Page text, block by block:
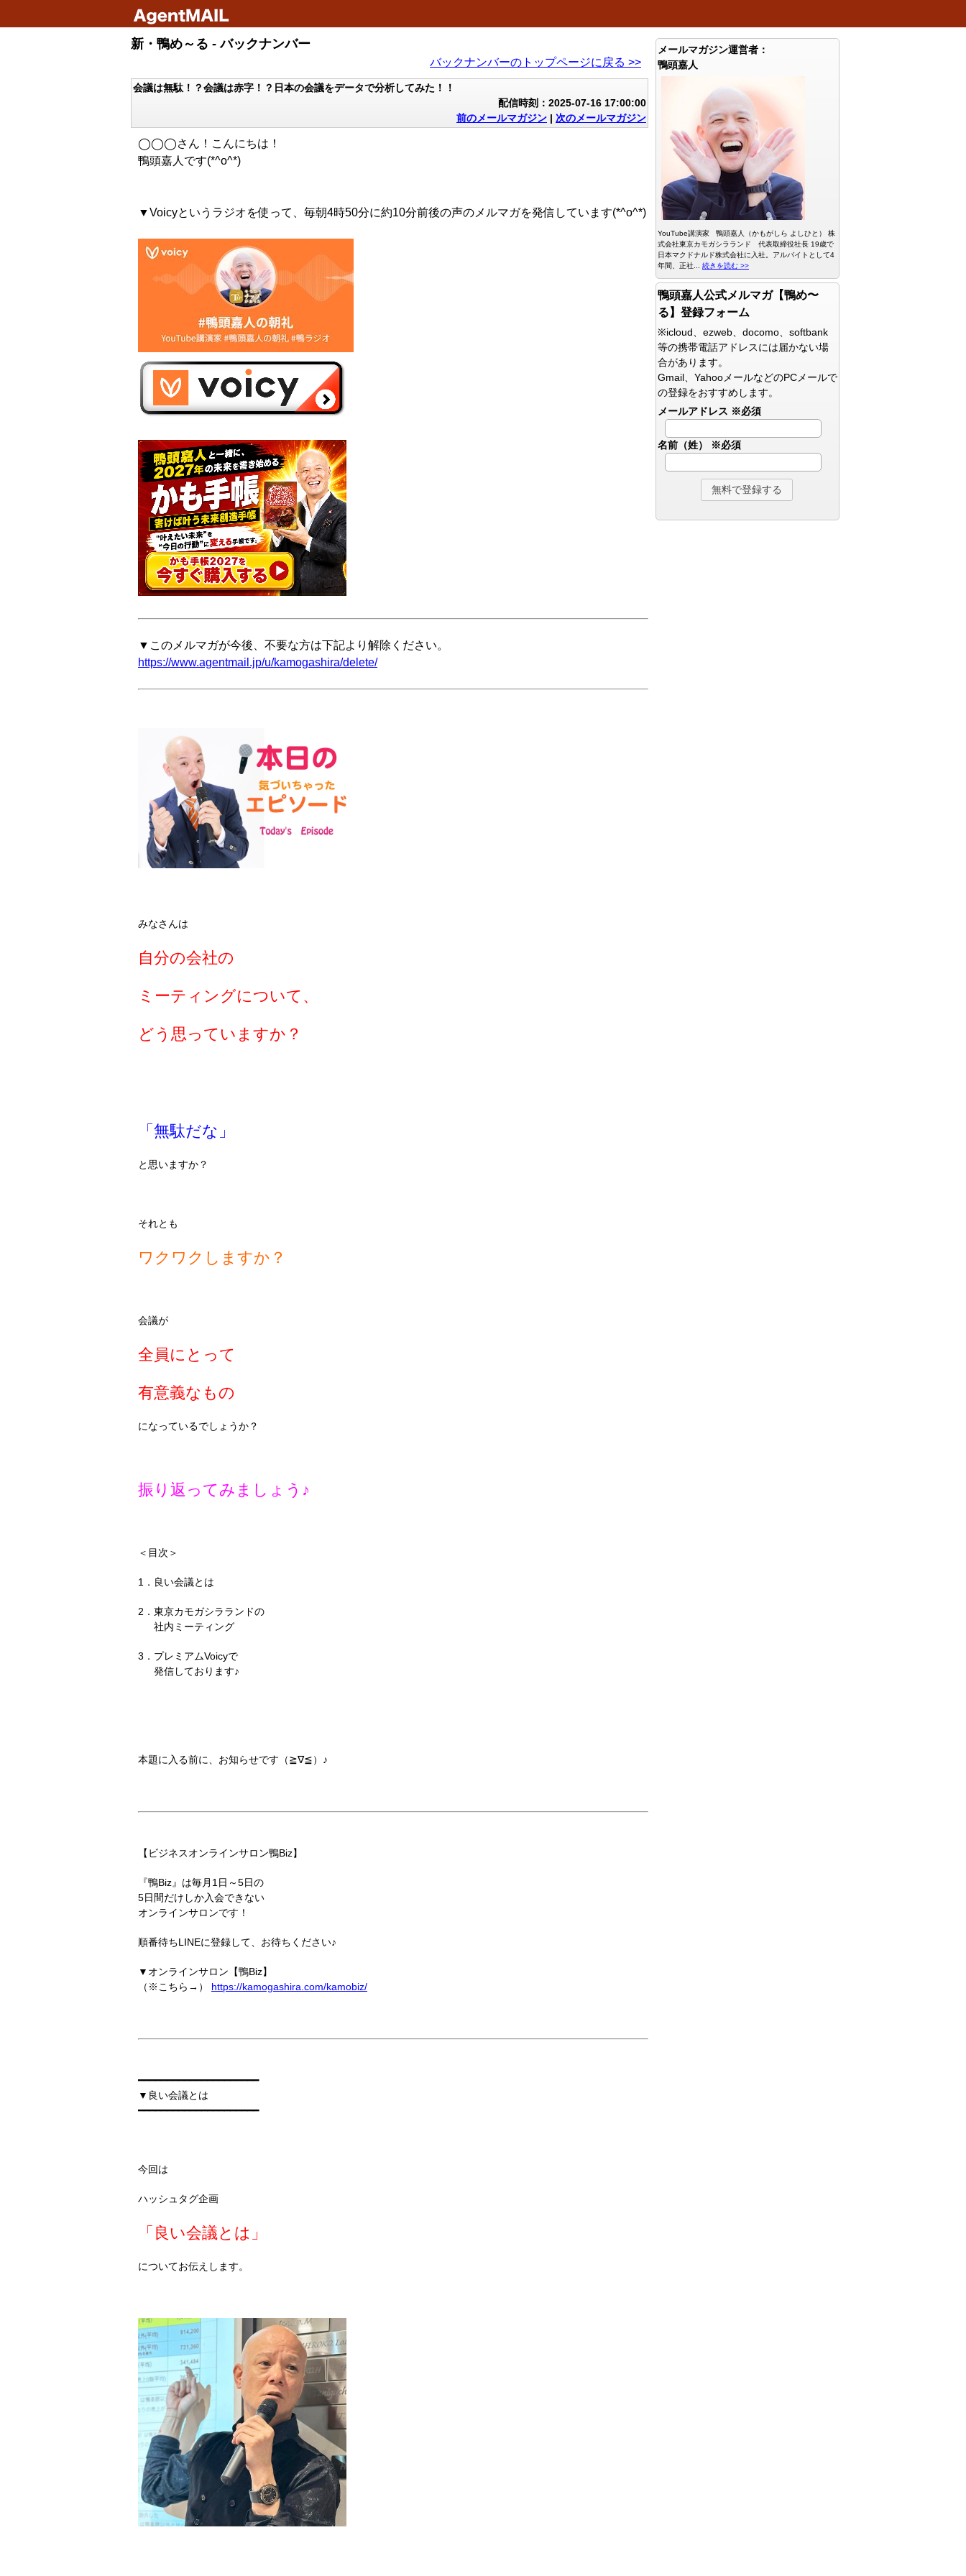
新・鴨め～る - バックナンバー
バックナンバーのトップページに戻る >>
会議は無駄！？会議は赤字！？日本の会議をデータで分析してみた！！
配信時刻：2025-07-16 17:00:00
前のメールマガジン | 次のメールマガジン
◯◯◯さん！こんにちは！
鴨頭嘉人です(*^o^*)
▼Voicyというラジオを使って、毎朝4時50分に約10分前後の声のメルマガを発信しています(*^o^*)
▼このメルマガが今後、不要な方は下記より解除ください。
https://www.agentmail.jp/u/kamogashira/delete/
みなさんは
自分の会社の
ミーティングについて、
どう思っていますか？
「無駄だな」
と思いますか？
それとも
ワクワクしますか？
会議が
全員にとって
有意義なもの
になっているでしょうか？
振り返ってみましょう♪
＜目次＞
1 ．良い会議とは
2．東京カモガシラランドの
社内ミーティング
3．プレミアムVoicyで
発信しております♪
本題に入る前に、お知らせです（≧∇≦）♪
【ビジネスオンラインサロン鴨Biz】
『鴨Biz』は毎月1日～5日の
5日間だけしか入会できない
オンラインサロンです！
順番待ちLINEに登録して、お待ちください♪
▼オンラインサロン【鴨Biz】
（※こちら→） https://kamogashira.com/kamobiz/
━━━━━━━━━━━━━━━━━━━━━
▼良い会議とは
━━━━━━━━━━━━━━━━━━━━━
今回は
ハッシュタグ企画
「良い会議とは」
についてお伝えします。
メールマガジン運営者：
鴨頭嘉人
YouTube講演家 鴨頭嘉人（かもがしら よしひと） 株
式会社東京カモガシラランド 代表取締役社長 19歳で
日本マクドナルド株式会社に入社。アルバイトとして4
年間、正社... 続きを読む >>
鴨頭嘉人公式メルマガ【鴨め〜
る】登録フォーム
※icloud、ezweb、docomo、softbank
等の携帯電話アドレスには届かない場
合があります。
Gmail、YahooメールなどのPCメールで
の登録をおすすめします。
メールアドレス ※必須
名前（姓） ※必須